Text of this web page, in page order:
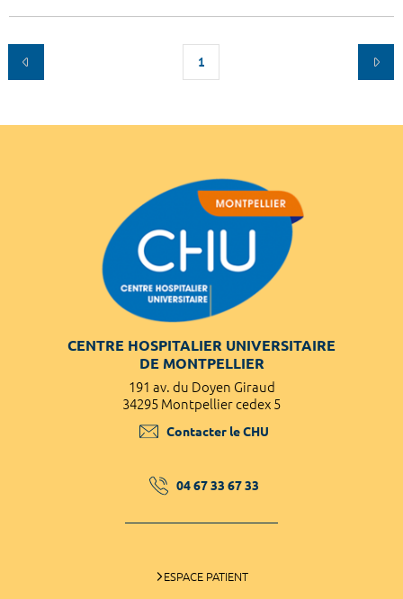
1
CENTRE HOSPITALIER UNIVERSITAIRE
DE MONTPELLIER
191 av. du Doyen Giraud
34295 Montpellier cedex 5
Contacter le CHU
04 67 33 67 33
ESPACE PATIENT